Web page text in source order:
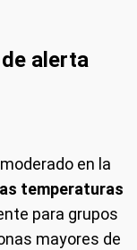
alerta
en la
temperaturas
para grupos
mayores de